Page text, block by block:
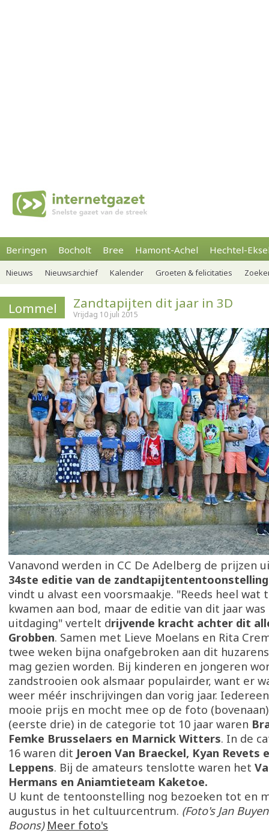
Beringen Bocholt Bree Hamont-Achel Hechtel-
Nieuws Nieuwsarchief Kalender Groeten & felicitaties
Lommel Zandtapijten dit jaar in 3D
Vrijdag 10 juli 2015
Vanavond werden in CC De Adelberg de prijzen
34ste editie van de
vindt u alvast een voorsmaakje. "Reeds heel wat
kwamen aan bod, maar de editie van dit jaar
uitdaging" vertelt drijvende kracht achter dit
Grobben. Samen met Lieve Moelans en Rita
twee weken bijna onafgebroken aan dit
mag gezien worden. Bij kinderen en jongeren
zandstrooien ook alsmaar populairder, want er
weer méér inschrijvingen dan vorig jaar.
mooie prijs en mocht mee op de foto
(eerste drie) in de categorie tot 10 jaar waren
Femke Brusselaers en Marnick Witters. In de
16 waren dit Jeroen Van Braeckel, Kyan Revets
Leppens. Bij de amateurs tenslotte waren het
Hermans en Aniamtieteam Kaketoe.
U kunt de tentoonstelling nog bezoeken tot en
augustus in het cultuurcentrum. (Foto's Jan
Boons) Meer foto's